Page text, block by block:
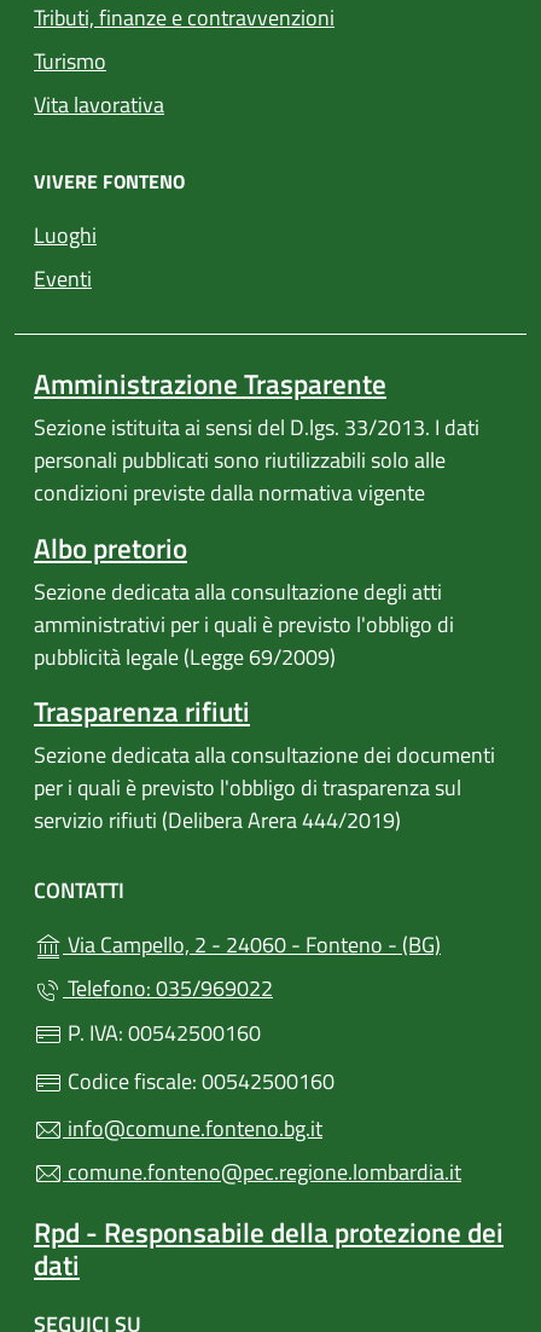
Tributi, finanze e contravvenzioni
Turismo
Vita lavorativa
VIVERE FONTENO
Luoghi
Eventi
Amministrazione Trasparente
Sezione istituita ai sensi del D.lgs. 33/2013. I dati
personali pubblicati sono riutilizzabili solo alle
condizioni previste dalla normativa vigente
Albo pretorio
Sezione dedicata alla consultazione degli atti
amministrativi per i quali è previsto l'obbligo di
pubblicità legale (Legge 69/2009)
Trasparenza rifiuti
Sezione dedicata alla consultazione dei documenti
per i quali è previsto l'obbligo di trasparenza sul
servizio rifiuti (Delibera Arera 444/2019)
CONTATTI
Via Campello, 2 - 24060 - Fonteno - (BG)
Telefono: 035/969022
P. IVA: 00542500160
Codice fiscale: 00542500160
info@comune.fonteno.bg.it
comune.fonteno@pec.regione.lombardia.it
Rpd - Responsabile della protezione dei
dati
SEGUICI SU